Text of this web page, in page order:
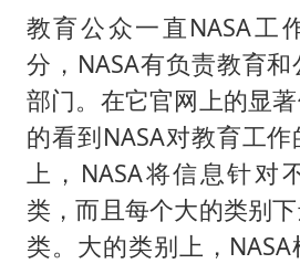
教育公众一直NASA工
分，NASA有负责教育
部门。在它官网上的显
的看到NASA对教育工
上，NASA将信息针对
类，而且每个大的类别
类。大的类别上，